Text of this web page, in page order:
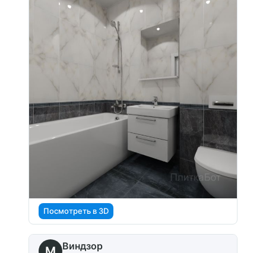
Посмотреть в 3D
Виндзор